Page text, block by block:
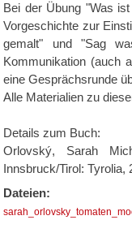
Bei der Übung "Was
Vorgeschichte zur
gemalt" und "Sag
Kommunikation (auch
eine Gesprächsrunde
Alle Materialien zu
Details zum Buch:
Orlovský, Sarah
Innsbruck/Tirol: Tyrolia,
Dateien: